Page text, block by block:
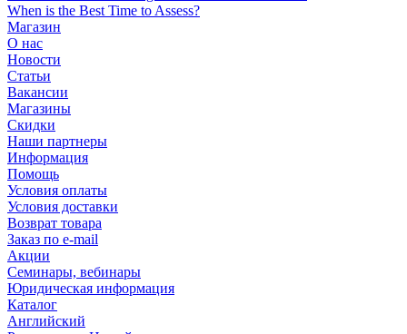
When is the Best Time to Assess?
Магазин
О нас
Новости
Статьи
Вакансии
Магазины
Скидки
Наши партнеры
Информация
Помощь
Условия оплаты
Условия доставки
Возврат товара
Заказ по e-mail
Акции
Семинары, вебинары
Юридическая информация
Каталог
Английский